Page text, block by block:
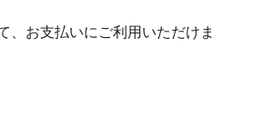
、お支払いにご利用いただけま